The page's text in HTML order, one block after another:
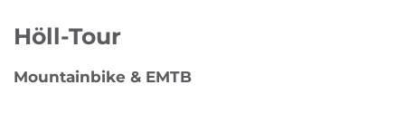
Höll-Tour
Mountainbike & EMTB